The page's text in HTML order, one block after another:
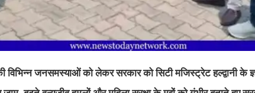
विभिन्न जनसमस्याओं को लेकर सरकार को सिटी मजिस्ट्रेट हल्द्वानी के